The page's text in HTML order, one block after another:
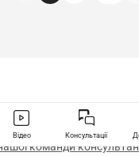
команди лекторів
команди редакторів
команди
Відео Консультації